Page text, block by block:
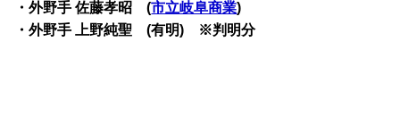
・外野手 佐藤孝昭 (市立岐阜商業)
・外野手 上野純聖 (有明) ※判明分